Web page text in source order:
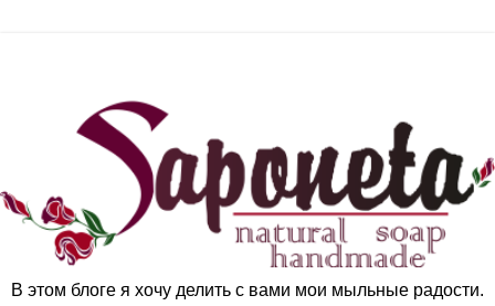
В этом блоге я хочу делить с вами мои мыльные радости.